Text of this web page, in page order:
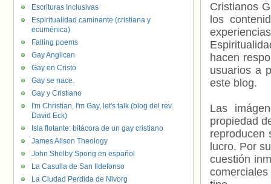
Cristianos
los
hacen
usuarios a
este blog.
Las
propiedad
reproducen
lucro. Por
cuestión
Escrituras Inclusivas
Espiritualidad caminante (cristiana y
ecuménica)
Falling poems
Gay Anglican
Gay en Cristo
Gay se nace.
Gay y Cristiano
I'm Christian, I'm Gay, let's talk (blog del rev.
David Eck)
Isla flotante: bitácora de un gay cristiano
James Alison Theology
John Shelby Spong en español
La Casulla de San Ildefonso
La Ciudad Perdida de Nivorg